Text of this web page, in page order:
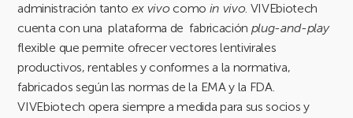
administración tanto ex vivo como in vivo. VIVEbiotech
cuenta con una plataforma de fabricación plug-and-play
flexible que permite ofrecer vectores lentivirales
productivos, rentables y conformes a la normativa,
fabricados según las normas de la EMA y la FDA.
VIVEbiotech opera siempre a medida para sus socios y